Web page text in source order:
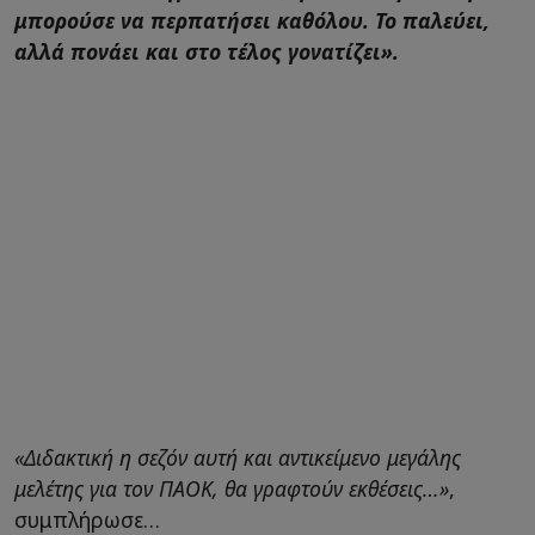
μπορούσε να περπατήσει καθόλου. Το παλεύει,
αλλά πονάει και στο τέλος γονατίζει».
«Διδακτική η σεζόν αυτή και αντικείμενο μεγάλης
μελέτης για τον ΠΑΟΚ, θα γραφτούν εκθέσεις…»,
συμπλήρωσε…